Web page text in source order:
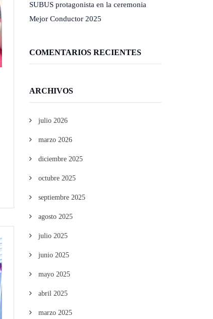
SUBUS protagonista en la ceremonia
Mejor Conductor 2025
COMENTARIOS RECIENTES
ARCHIVOS
julio 2026
marzo 2026
diciembre 2025
octubre 2025
septiembre 2025
agosto 2025
julio 2025
junio 2025
mayo 2025
abril 2025
marzo 2025